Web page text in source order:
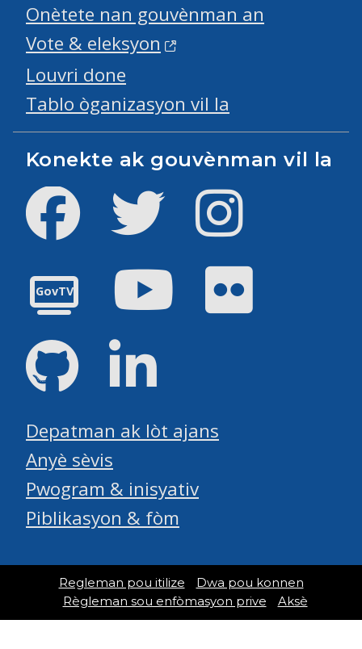
Onètete nan gouvènman an
Vote & eleksyon
Louvri done
Tablo òganizasyon vil la
Konekte ak gouvènman vil la
Facebook Twitter
GovTV
Youtube
GitHub
Depatman ak lòt ajans
Anyè sèvis
Pwogram & inisyativ
Piblikasyon & fòm
Regleman pou itilize
Dwa pou konnen
Règleman sou enfòmasyon prive
Aksè